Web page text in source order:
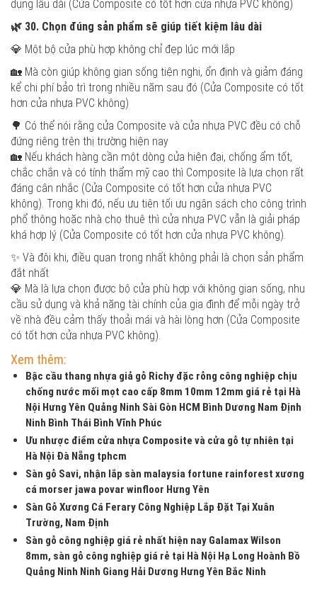
dụng lâu dài (Cửa Composite có tốt hơn cửa nhựa PVC không)
🌿 30. Chọn đúng sản phẩm sẽ giúp tiết kiệm lâu dài
💎 Một bộ cửa phù hợp không chỉ đẹp lúc mới lắp
🏡 Mà còn giúp không gian sống tiện nghi, ổn định và giảm đáng
kể chi phí bảo trì trong nhiều năm sau đó (Cửa Composite có tốt
hơn cửa nhựa PVC không)
🌳 Có thể nói rằng cửa Composite và cửa nhựa PVC đều có chỗ
đứng riêng trên thị trường hiện nay
🏡 Nếu khách hàng cần một dòng cửa hiện đại, chống ẩm tốt,
chắc chắn và có tính thẩm mỹ cao thì Composite là lựa chọn rất
đáng cân nhắc (Cửa Composite có tốt hơn cửa nhựa PVC
không). Trong khi đó, nếu ưu tiên tối ưu ngân sách cho công trình
phổ thông hoặc nhà cho thuê thì cửa nhựa PVC vẫn là giải pháp
khá hợp lý (Cửa Composite có tốt hơn cửa nhựa PVC không).
✨ Và đôi khi, điều quan trọng nhất không phải là chọn sản phẩm
đắt nhất
💎 Mà là lựa chọn được bộ cửa phù hợp với không gian sống, nhu
cầu sử dụng và khả năng tài chính của gia đình để mỗi ngày trở
về nhà đều cảm thấy thoải mái và hài lòng hơn (Cửa Composite
có tốt hơn cửa nhựa PVC không).
Xem thêm:
Bậc cầu thang nhựa giả gỗ Richy đặc rỗng công nghiệp chịu
chống nước mối mọt cao cấp 8mm 10mm 12mm giá rẻ tại Hà
Nội Hưng Yên Quảng Ninh Sài Gòn HCM Bình Dương Nam Định
Ninh Bình Thái Bình Vĩnh Phúc
Ưu nhược điểm cửa nhựa Composite và cửa gỗ tự nhiên tại
Hà Nội Đà Nẵng tphcm
Sàn gỗ Savi, nhận lắp sàn malaysia fortune rainforest xương
cá morser jawa povar winfloor Hưng Yên
Sàn Gỗ Xương Cá Ferary Công Nghiệp Lắp Đặt Tại Xuân
Trường, Nam Định
Sàn gỗ công nghiệp giá rẻ nhất hiện nay Galamax Wilson
8mm, sàn gỗ công nghiệp giá rẻ tại Hà Nội Hạ Long Hoành Bồ
Quảng Ninh Ninh Giang Hải Dương Hưng Yên Bắc Ninh